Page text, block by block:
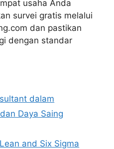
usaha Anda
survei gratis melalui
dan pastikan
dengan standar
dalam
Daya Saing
and Six Sigma